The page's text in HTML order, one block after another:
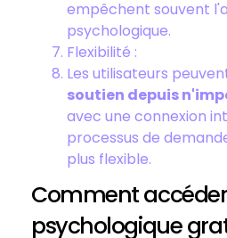
empêchent souvent
psychologique.
Flexibilité :
Les utilisateurs
soutien depuis
avec une connexion
processus de
plus flexible.
Comment
psychologique